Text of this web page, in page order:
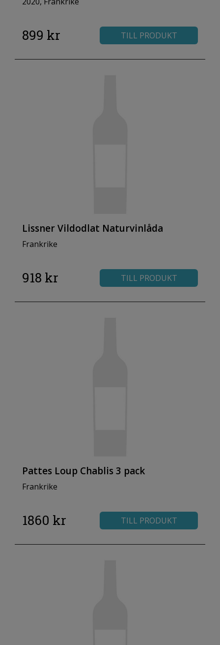
899 kr TILL PRODUKT
Lissner Vildodlat Naturvinlåda
Frankrike
918 kr TILL PRODUKT
Pattes Loup Chablis 3 pack
Frankrike
1860 kr TILL PRODUKT